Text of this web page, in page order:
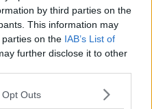
by third parties on the
This information may
on the IAB’s List of
further disclose it to other
Outs